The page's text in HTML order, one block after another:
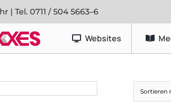
| Tel. 0711 / 504 5663–6
Websites
Werbetechnik
Sortieren